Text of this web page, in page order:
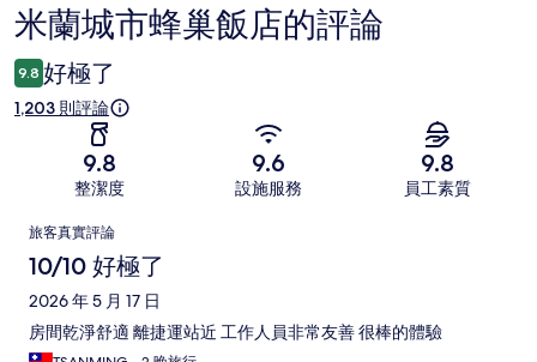
評
論
米蘭城市蜂巢飯店的評論
9.8 好極了
1,203 則評論
9.8
整潔度
9.6
設施服務
9.8
員工素質
評
論
旅客真實評論
10/10 好極了
2026 年 5 月 17 日
房間乾淨舒適 離捷運站近 工作人員非常友善 很棒的體驗